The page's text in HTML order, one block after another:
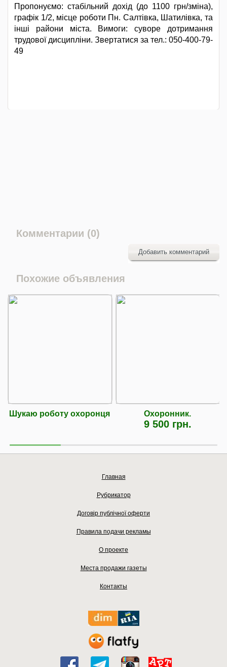
Пропонуємо: стабільний дохід (до 1100 грн/зміна),
графік 1/2, місце роботи Пн. Салтівка, Шатилівка, та
інші райони міста. Вимоги: суворе дотримання
трудової дисципліни. Звертатися за тел.: 050-400-79-
49
Комментарии (0)
Добавить комментарий
Похожие объявления
Шукаю роботу охоронця Охоронник.
9 500 грн.
Главная
Рубрикатор
Договір публічної оферти
Правила подачи рекламы
О проекте
Места продажи газеты
Контакты